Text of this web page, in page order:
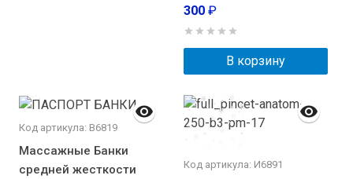
300 ₽
В корзину
Код артикула: В6819
Массажные Банки
средней жесткости
Код артикула: И6891